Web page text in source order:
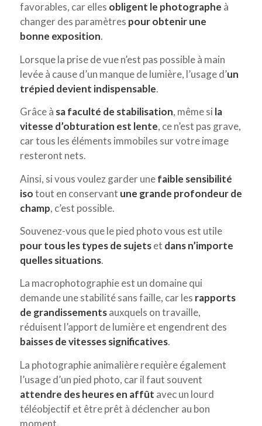
favorables, car elles obligent le photographe à
changer des paramètres pour obtenir une
bonne exposition.
Lorsque la prise de vue n’est pas possible à main
levée à cause d’un manque de lumière, l’usage d’un
trépied devient indispensable.
Grâce à sa faculté de stabilisation, même si la
vitesse d’obturation est lente, ce n’est pas grave,
car tous les éléments immobiles sur votre image
resteront nets.
Ainsi, si vous voulez garder unefaible sensibilité
isotout en conservant une grande profondeur de
champ, c’est possible.
Souvenez-vous que le pied photo vous est utile
pour tous les types de sujetset dans n’importe
quelles situations.
La macrophotographie est un domaine qui
demande une stabilité sans faille, car les rapports
de grandissementsauxquels on travaille,
réduisent l’apport de lumière et engendrent des
baisses de vitesses significatives.
La photographie animalière requière également
l’usage d’un pied photo, car il faut souvent
attendre des heures en affût avec un lourd
téléobjectif et être prêt à déclencher au bon
moment.